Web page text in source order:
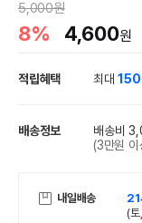
5,000원
8% 4,600원
적립혜택 최대150
배송정보 배송비
(3만원 이
내일배송 21
(